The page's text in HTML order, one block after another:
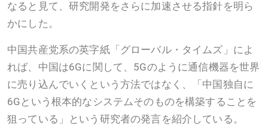
なると見て、研究開発をさらに加速させる指針を明ら
かにした。
中国共産党系の英字紙「グローバル・タイムズ」によ
れば、中国は6Gに関して、5Gのように通信機器を世界
に売り込んでいくという方法ではなく、「中国独自に
6Gという根本的なシステムそのものを構築することを
狙っている」という研究者の発言を紹介している。